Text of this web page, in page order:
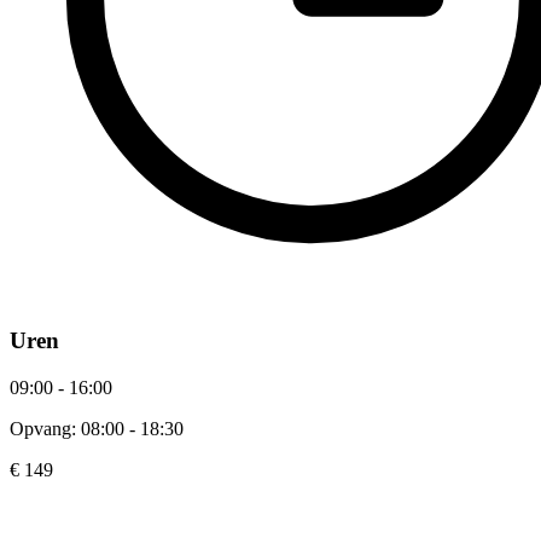
Uren
09:00 - 16:00
Opvang: 08:00 - 18:30
€ 149